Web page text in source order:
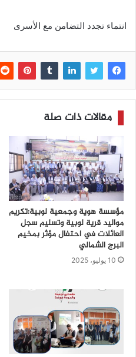
انتماء تجدد التضامن مع الأسرى
مقالات ذات صلة
مؤسسة هوية وجمعية لوبية:تكريم
مواليد قرية لوبية وتسليم سجل
العائلات في احتفال مؤثر بمخيم
البرج الشمالي
10 يوليو، 2025